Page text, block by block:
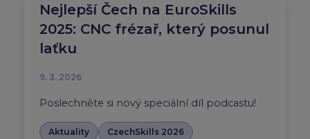
Nejlepší Čech na EuroSkills
2025: CNC frézař, který posunul
laťku
9. 3. 2026
Poslechněte si nový speciální díl podcastu!
Aktuality
CzechSkills 2026